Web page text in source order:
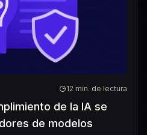
12 min. de lectura
de la IA se
de modelos